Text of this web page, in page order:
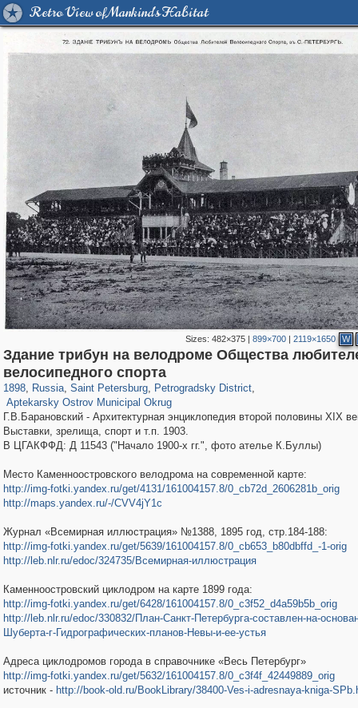
Retro View of Mankind's Habitat
Sizes: 482×375| 899×700| 2119×1650 W
Здание трибун на велодроме Общества
велосипедного спорта
1898, Russia
1,407,206 29,248
, Saint Petersburg
197,232 5,714
, Petrogradsky District
22,955
,
Aptekarsky Ostrov Municipal Okrug
2,442 42
Г.В.Барановский - Архитектурная энциклопедия второй половины XIX
Выставки, зрелища, спорт и т.п. 1903.
В ЦГАКФФД: Д 11543 ("Начало 1900-х гг.", фото ателье К.Буллы)
Место Каменноостровского велодрома на современной карте:
http://img-fotki.yandex.ru/get/4131/161004157.8/0_cb72d_2606281b_orig
http://maps.yandex.ru/-/CVV4jY1c
Журнал «Всемирная иллюстрация» №1388, 1895 год, стр.184-188:
http://img-fotki.yandex.ru/get/5639/161004157.8/0_cb653_b80dbffd_-1-orig
http://leb.nlr.ru/edoc/324735/Всемирная-иллюстрация
Каменноостровский циклодром на карте 1899 года:
http://img-fotki.yandex.ru/get/6428/161004157.8/0_c3f52_d4a59b5b_orig
http://leb.nlr.ru/edoc/330832/План-Санкт-Петербурга-составлен-на-
Шуберта-г-Гидрографических-планов-Невы-и-ее-устья
Адреса циклодромов города в справочнике «Весь Петербург»
http://img-fotki.yandex.ru/get/5632/161004157.8/0_c3f4f_42449889_orig
источник - http://book-old.ru/BookLibrary/38400-Ves-i-adresnaya-kniga-